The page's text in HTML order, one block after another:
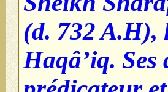
(d. 732 A.H),
Haqâ’iq. Ses